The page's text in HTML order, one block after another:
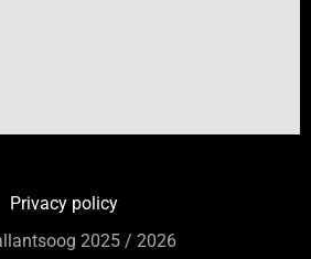
Privacy policy
2025 / 2026